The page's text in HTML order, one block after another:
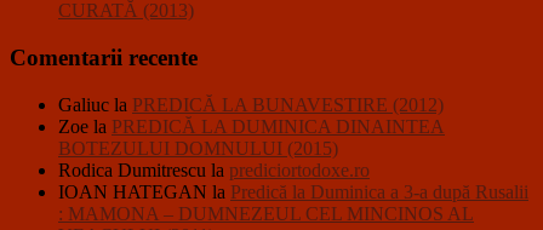
CURATĂ (2013)
Comentarii recente
Galiuc la PREDICĂ LA BUNAVESTIRE (2012)
Zoe la PREDICĂ LA DUMINICA DINAINTEA
BOTEZULUI DOMNULUI (2015)
Rodica Dumitrescu la prediciortodoxe.ro
IOAN HATEGAN la Predică la Duminica a 3-a după Rusalii
: MAMONA – DUMNEZEUL CEL MINCINOS AL